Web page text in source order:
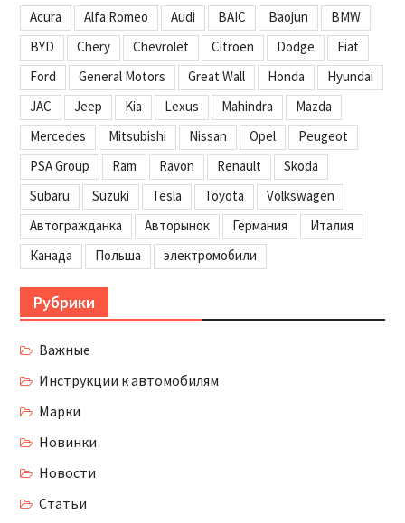
Acura Alfa Romeo Audi BAIC Baojun
BMW
BYD
Chery Chevrolet Citroen Dodge
Fiat
Ford
General Motors Great Wall Honda
Hyundai
JAC
Jeep Kia Lexus Mahindra
Mazda
Mercedes
Mitsubishi Nissan Opel
Peugeot
PSA Group
Ram Ravon Renault
Skoda
Subaru
Suzuki Tesla Toyota
Volkswagen
Автогражданка
Авторынок Германия
Италия
Канада
Польша электромобили
Рубрики
Важные
Инструкции к автомобилям
Марки
Новинки
Новости
Статьи